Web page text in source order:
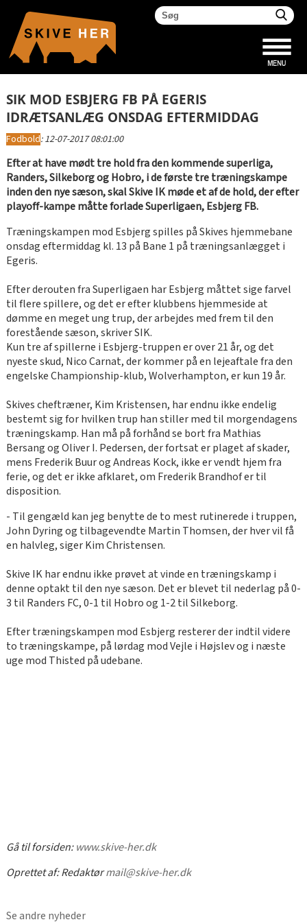
SIK MOD ESBJERG FB PÅ EGERIS
IDRÆTSANLÆG ONSDAG EFTERMIDDAG
Fodbold:12-07-2017 08:01:00
Efter at have mødt tre hold fra den kommende superliga,
Randers, Silkeborg og Hobro, i de første tre træningskampe
inden den nye sæson, skal Skive IK møde et af de hold, der efter
playoff-kampe måtte forlade Superligaen, Esbjerg FB.
Træningskampen mod Esbjerg spilles på Skives hjemmebane
onsdag eftermiddag kl. 13 på Bane 1 på træningsanlægget i
Egeris.
Efter derouten fra Superligaen har Esbjerg måttet sige farvel
til flere spillere, og det er efter klubbens hjemmeside at
dømme en meget ung trup, der arbejdes med frem til den
forestående sæson, skriver SIK.
Kun tre af spillerne i Esbjerg-truppen er over 21 år, og det
nyeste skud, Nico Carnat, der kommer på en lejeaftale fra den
engelske Championship-klub, Wolverhampton, er kun 19 år.
Skives cheftræner, Kim Kristensen, har endnu ikke endelig
bestemt sig for hvilken trup han stiller med til morgendagens
træningskamp. Han må på forhånd se bort fra Mathias
Bersang og Oliver I. Pedersen, der fortsat er plaget af skader,
mens Frederik Buur og Andreas Kock, ikke er vendt hjem fra
ferie, og det er ikke afklaret, om Frederik Brandhof er til
disposition.
- Til gengæld kan jeg benytte de to mest rutinerede i truppen,
John Dyring og tilbagevendte Martin Thomsen, der hver vil få
en halvleg, siger Kim Christensen.
Skive IK har endnu ikke prøvet at vinde en træningskamp i
denne optakt til den nye sæson. Det er blevet til nederlag på 0-
3 til Randers FC, 0-1 til Hobro og 1-2 til Silkeborg.
Efter træningskampen mod Esbjerg resterer der indtil videre
to træningskampe, på lørdag mod Vejle i Højslev og i næste
uge mod Thisted på udebane.
Gå til forsiden:www.skive-her.dk
Oprettet af:Redaktørmail@skive-her.dk
Se andre nyheder